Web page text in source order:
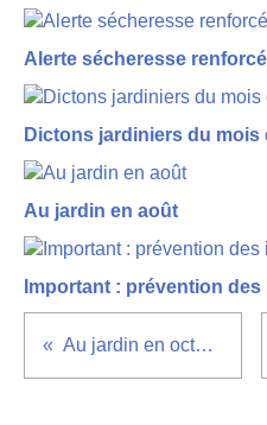
Alerte sécheresse
Dictons jardiniers du mois
Au jardin en août
Important : prévention
Au jardin en octobre